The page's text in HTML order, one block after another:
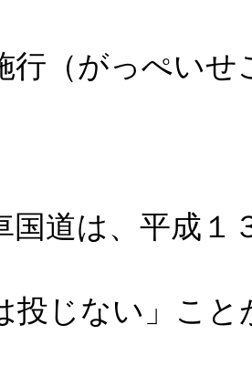
行（がっぺい
国道は、平成１
投じない」こ